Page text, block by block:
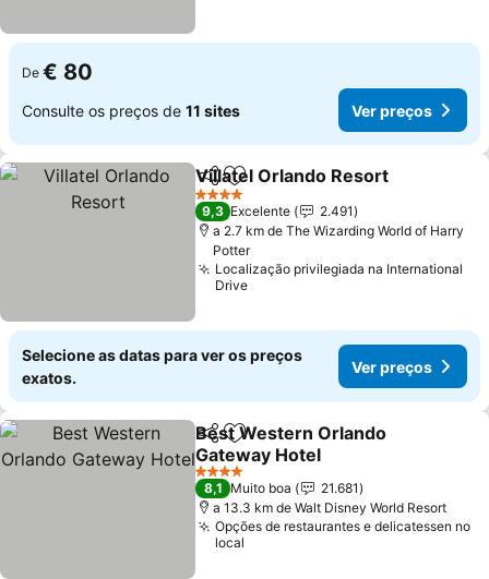
De € 80
Consulte os preços de 11 sites Ver preços
PartilharAdicionar aos favoritos
Villatel Orlando Resort
4 Estrelas
9,3 Excelente
2.491
a 2.7 km de The Wizarding World of Harry
Potter
Localização privilegiada na International
Drive
Selecione as datas para ver os preços
exatos.
Ver preços
PartilharAdicionar aos favoritos
Best Western Orlando
Gateway Hotel
Ver preços
4 Estrelas
8,1 Muito boa
21.681
a 13.3 km de Walt Disney World Resort
Opções de restaurantes e delicatessen no
local